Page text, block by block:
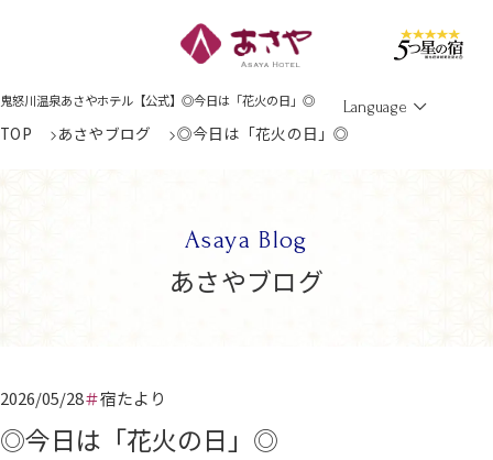
鬼怒川温泉あさやホテル【公式】◎今日は「花火の日」◎ Language
TOP あさやブログ ◎今日は「花火の日」◎
Asaya Blog
あさやブログ
2026/05/28 宿たより
◎今日は「花火の日」◎